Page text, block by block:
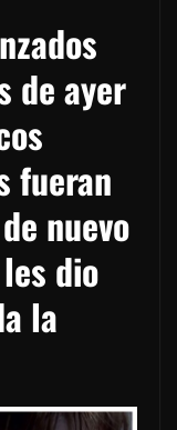
de ayer
fueran
nuevo
dio
la